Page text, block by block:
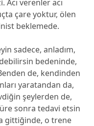
verenler acı
çare yoktur, ölen
beklemede.
sadece, anladım,
bedeninde,
de, kendinden
yaratandan da,
şeylerden de,
sonra tedavi etsin
gittiğinde, o trene